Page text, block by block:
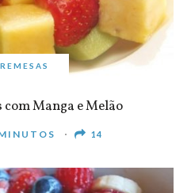
com Manga e Melão
14